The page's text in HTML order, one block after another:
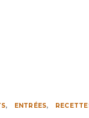
ENTRÉES